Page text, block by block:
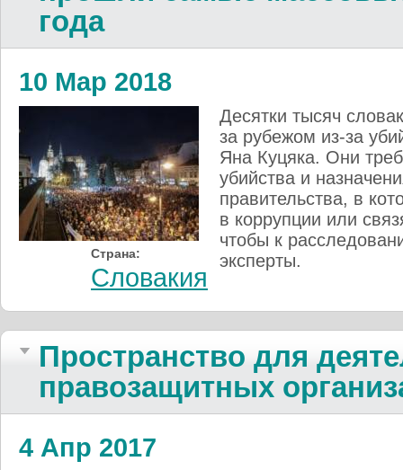
года
10 Мар 2018
Десятки тысяч
за рубежом из-за
Яна Куцяка. Они
убийства и
правительства, в
в коррупции или
чтобы к
эксперты.
Страна:
Словакия
Пространство для
правозащитных
4 Апр 2017